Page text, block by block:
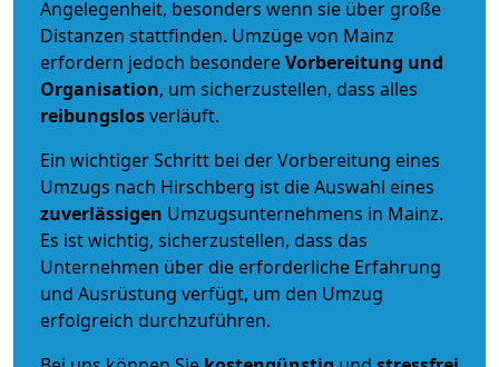
Angelegenheit, besonders wenn sie über große
Distanzen stattfinden. Umzüge von Mainz
erfordern jedoch besondereVorbereitung und
Organisation, um sicherzustellen, dass alles
reibungslosverläuft.
Ein wichtiger Schritt bei der Vorbereitung eines
Umzugs nach Hirschberg ist die Auswahl eines
zuverlässigen Umzugsunternehmens in Mainz.
Es ist wichtig, sicherzustellen, dass das
Unternehmen über die erforderliche Erfahrung
und Ausrüstung verfügt, um den Umzug
erfolgreich durchzuführen.